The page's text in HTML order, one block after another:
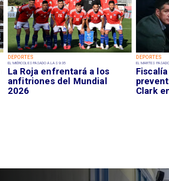
DEPORTES
EL MIÉRCOLES PASADO A LAS 9:35
La Roja enfrentará a los
anfitriones del Mundial
2026
DEPORTES
EL MARTES
Clark